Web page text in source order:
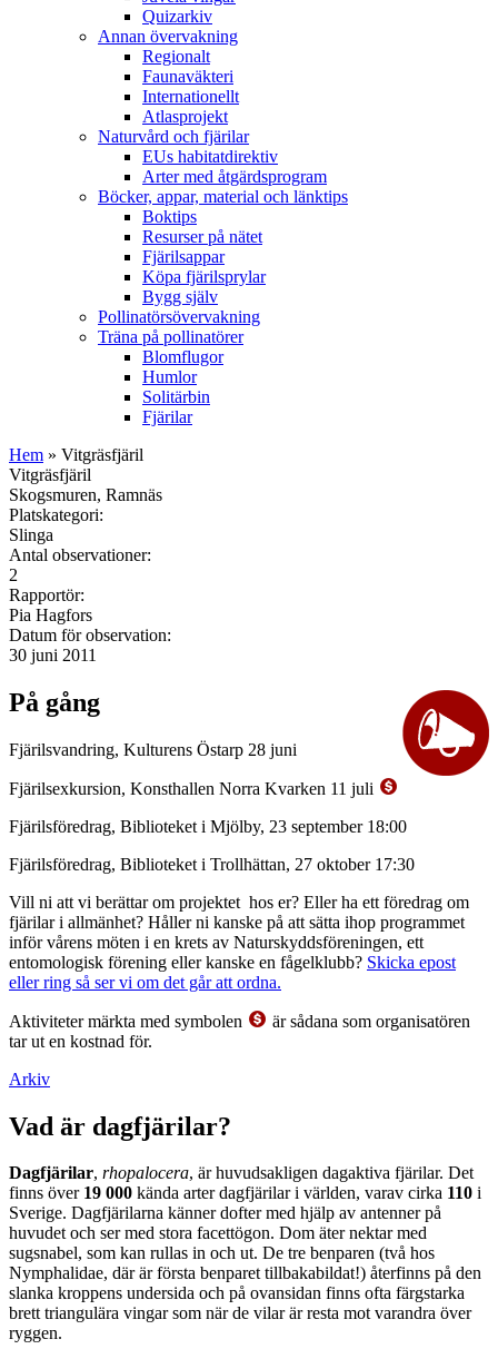
Quizarkiv
Annan övervakning
Regionalt
Faunaväkteri
Internationellt
Atlasprojekt
Naturvård och fjärilar
EUs habitatdirektiv
Arter med åtgärdsprogram
Böcker, appar, material och länktips
Boktips
Resurser på nätet
Fjärilsappar
Köpa fjärilsprylar
Bygg själv
Pollinatörsövervakning
Träna på pollinatörer
Blomflugor
Humlor
Solitärbin
Fjärilar
Hem » Vitgräsfjäril
Vitgräsfjäril
Skogsmuren, Ramnäs
Platskategori:
Slinga
Antal observationer:
2
Rapportör:
Pia Hagfors
Datum för observation:
30 juni 2011
På gång
Fjärilsvandring, Kulturens Östarp 28 juni
Fjärilsexkursion, Konsthallen Norra Kvarken 11 juli
Fjärilsföredrag, Biblioteket i Mjölby, 23 september 18:00
Fjärilsföredrag, Biblioteket i Trollhättan, 27 oktober 17:30
Vill ni att vi berättar om projektet hos er? Eller ha ett föredrag om
fjärilar i allmänhet? Håller ni kanske på att sätta ihop programmet
inför vårens möten i en krets av Naturskyddsföreningen, ett
entomologisk förening eller kanske en fågelklubb? Skicka epost
eller ring så ser vi om det går att ordna.
Aktiviteter märkta med symbolen
är sådana som organisatören
tar ut en kostnad för.
Arkiv
Vad är dagfjärilar?
Dagfjärilar, rhopalocera, är huvudsakligen dagaktiva fjärilar. Det
finns över 19 000 kända arter dagfjärilar i världen, varav cirka 110 i
Sverige. Dagfjärilarna känner dofter med hjälp av antenner på
huvudet och ser med stora facettögon. Dom äter nektar med
sugsnabel, som kan rullas in och ut. De tre benparen (två hos
Nymphalidae, där är första benparet tillbakabildat!) återfinns på den
slanka kroppens undersida och på ovansidan finns ofta färgstarka
brett triangulära vingar som när de vilar är resta mot varandra över
ryggen.